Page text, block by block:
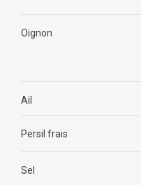
Oignon
Ail
Persil frais
Sel